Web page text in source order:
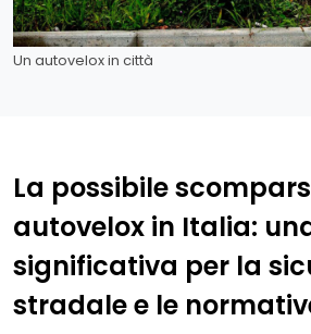
Un autovelox in città
La possibile
autovelox in Italia:
significativa per la
stradale e le